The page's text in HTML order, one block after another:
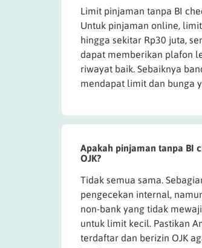
Limit pinjaman tanpa BI
Untuk pinjaman online,
hingga sekitar Rp30 juta,
dapat memberikan plafon
riwayat baik. Sebaiknya
mendapat limit dan bunga
Apakah pinjaman tanpa BI
OJK?
Tidak semua sama.
pengecekan internal,
non-bank yang tidak
untuk limit kecil. Pastikan
terdaftar dan berizin OJK